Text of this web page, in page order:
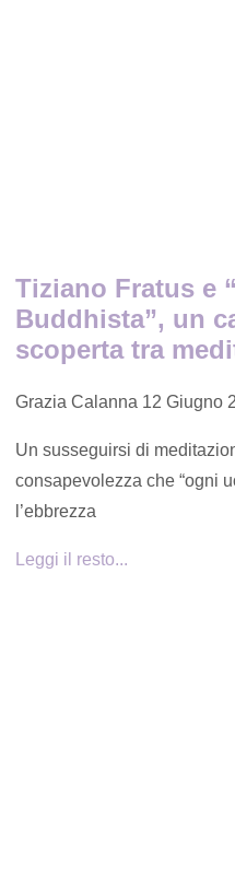
Tiziano Fratus e
Buddhista”, un
scoperta tra
Grazia Calanna 12 Giugno
Un susseguirsi di
consapevolezza che “ogni
l’ebbrezza
Leggi il resto...